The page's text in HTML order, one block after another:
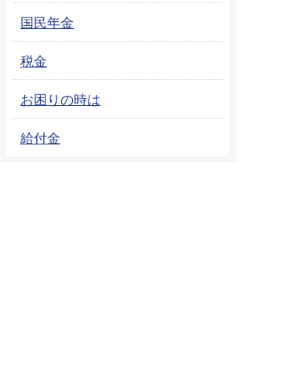
国民年金
税金
お困りの時は
給付金